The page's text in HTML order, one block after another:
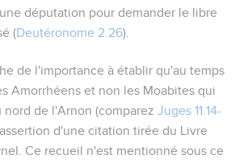
députation pour demander le libre
(Deutéronome 2.26).
de l'importance à établir qu'au temps
Amorrhéens et non les Moabites qui
nord de l'Arnon (comparez Juges 11.14-
d'une citation tirée du Livre
. Ce recueil n'est mentionné sous ce